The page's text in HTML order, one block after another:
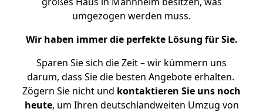
umgezogen werden muss.
Wir haben immer die perfekte Lösung für Sie.
Sparen Sie sich die Zeit – wir kümmern uns
darum, dass Sie die besten Angebote erhalten.
Zögern Sie nicht und kontaktieren Sie uns noch
heute, um Ihren deutschlandweiten Umzug von